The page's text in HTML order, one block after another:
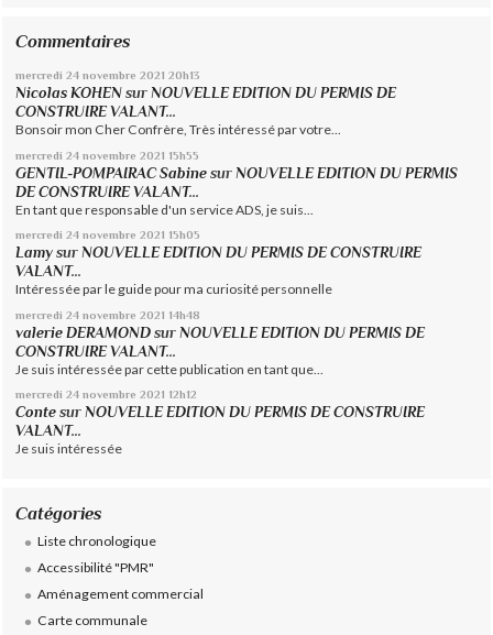
Commentaires
mercredi 24 novembre 2021 20h13
Nicolas KOHEN sur NOUVELLE EDITION DU PERMIS DE
CONSTRUIRE VALANT...
Bonsoir mon Cher Confrère, Très intéressé par votre...
mercredi 24 novembre 2021 15h55
GENTIL-POMPAIRAC Sabine sur NOUVELLE EDITION DU PERMIS
DE CONSTRUIRE VALANT...
En tant que responsable d'un service ADS, je suis...
mercredi 24 novembre 2021 15h05
Lamy surNOUVELLE EDITION DU PERMIS DE CONSTRUIRE
VALANT...
Intéressée par le guide pour ma curiosité personnelle
mercredi 24 novembre 2021 14h48
valerie DERAMOND sur NOUVELLE EDITION DU PERMIS DE
CONSTRUIRE VALANT...
Je suis intéressée par cette publication en tant que...
mercredi 24 novembre 2021 12h12
Conte surNOUVELLE EDITION DU PERMIS DE CONSTRUIRE
VALANT...
Je suis intéressée
Catégories
Liste chronologique
Accessibilité "PMR"
Aménagement commercial
Carte communale